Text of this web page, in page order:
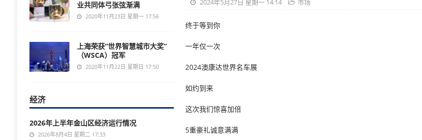
2024年5月27日 星期一 14:14 市场
终于等到你
一年仅一次
2024澳康达世界名车展
如约到来
这次我们惊喜加倍
5重豪礼诚意满满
业共同体弓张弦渐满
2020年11月23日 星期一 17:56
上海荣获“世界智慧城市大奖”
（WSCA）冠军
2020年11月22日 星期日 17:50
经济
2026年上半年金山区经济运行情况
2026年8月4日 星期二 17:33